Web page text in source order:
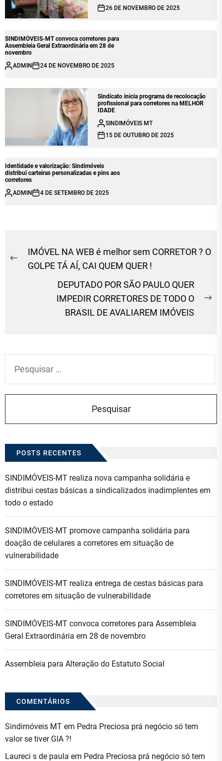
26 DE NOVEMBRO DE 2025
SINDIMÓVEIS-MT convoca corretores para
Assembleia Geral Extraordinária em 28 de
novembro
ADMIN
24 DE NOVEMBRO DE 2025
Sindicato inicia programa de recolocação
profissional para corretores na MELHOR
IDADE
SINDIMÓVEIS MT
15 DE OUTUBRO DE 2025
Identidade e valorização: Sindimóveis
distribui carteiras personalizadas e pins aos
corretores
ADMIN
4 DE SETEMBRO DE 2025
Navegação
Previous
IMÓVEL NA WEB é melhor sem CORRETOR ? O
GOLPE TÁ AÍ, CAI QUEM QUER !
DEPUTADO POR SÃO PAULO QUER
IMPEDIR CORRETORES DE TODO O
BRASIL DE AVALIAREM IMÓVEIS
por:
POSTS RECENTES
SINDIMÓVEIS-MT realiza nova campanha solidária e
distribui cestas básicas a sindicalizados inadimplentes em
todo o estado
SINDIMÓVEIS-MT promove campanha solidária para
doação de celulares a corretores em situação de
vulnerabilidade
SINDIMÓVEIS-MT realiza entrega de cestas básicas para
corretores em situação de vulnerabilidade
SINDIMÓVEIS-MT convoca corretores para Assembleia
Geral Extraordinária em 28 de novembro
Assembleia para Alteração do Estatuto Social
COMENTÁRIOS
Sindimóveis MT em Pedra Preciosa prá negócio só tem
valor se tiver GIA ?!
Laureci s de paula em Pedra Preciosa prá negócio só tem